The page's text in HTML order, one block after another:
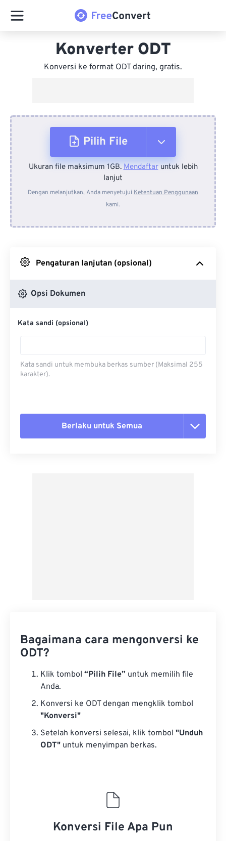
Konverter ODT
Konversi ke format ODT daring, gratis.
Pilih File
Dari Perangkat
Dari Dropbox
Ukuran file maksimum 1GB.Mendaftaruntuk lebih
lanjut
Dengan melanjutkan, Anda menyetujui Ketentuan Penggunaan
kami.
Pengaturan lanjutan (opsional)
Opsi Dokumen
Kata sandi (opsional)
Kata sandi untuk membuka berkas sumber (Maksimal 255
karakter).
Berlaku untuk Semua
Bagaimana cara mengonversi ke
ODT?
Klik tombol “Pilih File” untuk memilih file
Anda.
Konversi ke ODT dengan mengklik tombol
"Konversi"
Setelah konversi selesai, klik tombol "Unduh
ODT" untuk menyimpan berkas.
Konversi File Apa Pun